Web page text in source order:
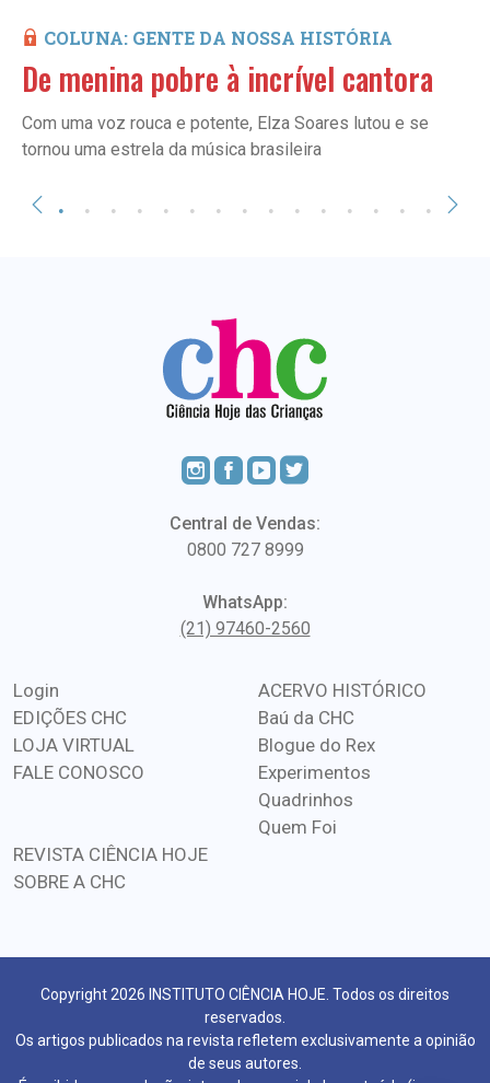
COLUNA: GENTE DA NOSSA HISTÓRIA
De menina pobre à incrível cantora
Com uma voz rouca e potente, Elza Soares lutou e se
tornou uma estrela da música brasileira
Central de Vendas:
0800 727 8999
WhatsApp:
(21) 97460-2560
Login
EDIÇÕES CHC
LOJA VIRTUAL
FALE CONOSCO
ACERVO HISTÓRICO
Baú da CHC
Blogue do Rex
Experimentos
Quadrinhos
Quem Foi
REVISTA CIÊNCIA HOJE
SOBRE A CHC
Copyright 2026 INSTITUTO CIÊNCIA HOJE. Todos os direitos
reservados.
Os artigos publicados na revista refletem exclusivamente a opinião
de seus autores.